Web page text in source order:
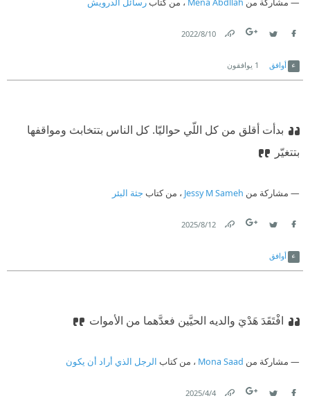
مشاركة من Mena Abdllah ، من كتابرسائل الدرويش
10‏/8‏/2022
أوافق 1 يوافقون
بدأت أقلق من كل اللّي حواليّا. كل الناس بتتخابث ومواقفها
بتتغيّر
مشاركة من Jessy M Sameh ، من كتاب جثة البئر
12‏/8‏/2025
أوافق
افْتَقَدَ هَدْيَ والديه الحيَّين فعدَّهما من الأموات
مشاركة من Mona Saad ، من كتاب الرجل الذي أراد أن يكون
4‏/4‏/2025